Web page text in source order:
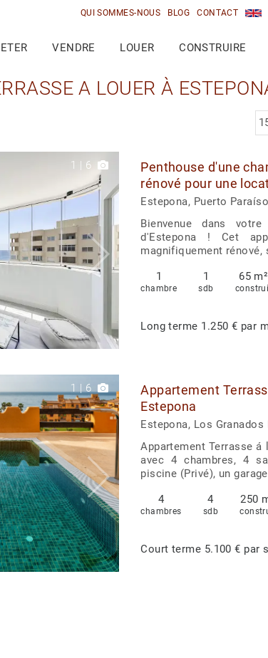
QUI SOMMES-NOUS BLOG CONTACT
VENDRE LOUER CONSTRUIRE
A LOUER À
1 | 6
Penthouse d'une
rénové pour une
Estepona
Estepona, Puerto Paraíso
Bienvenue dans
d'Estepona ! Cet
magnifiquement rénové,
1
chambre
1
sdb
65 m²
Long terme 1.250 € par
1 | 6
Appartement
Estepona
Estepona, Los Granados
Appartement Terrasse á
avec 4 chambres, 4
piscine (Privé), un
4
chambres
4
sdb
250
Court terme 5.100 € par